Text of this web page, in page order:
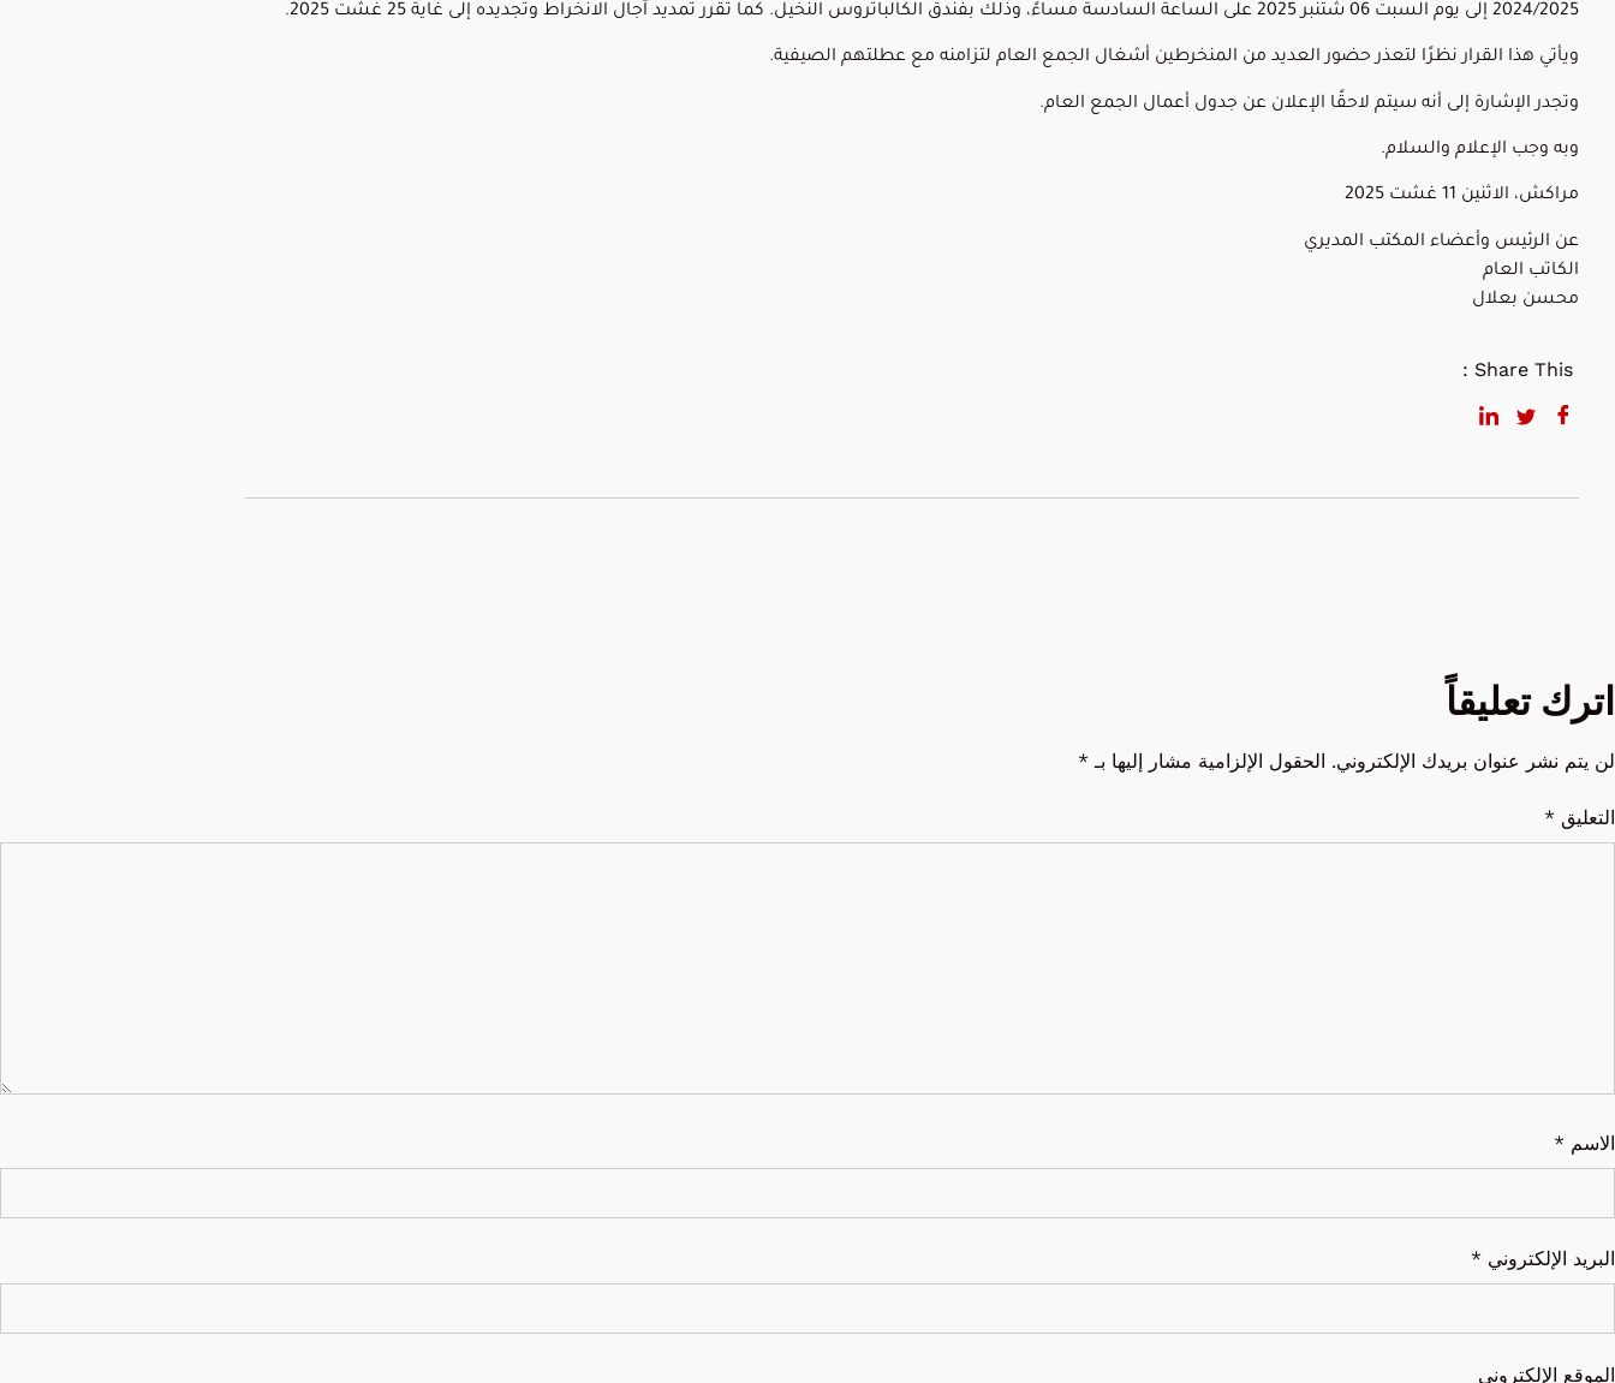
2024/2025 إلى يوم السبت 06 شتنبر 2025 على الساعة السادسة مساءً، وذلك بفندق الكالباتروس النخيل. كما تقرر تمديد آجال الانخراط وتجديده إلى غاية 25 غشت 2025.
ويأتي هذا القرار نظرًا لتعذر حضور العديد من المنخرطين أشغال الجمع العام لتزامنه مع عطلتهم الصيفية.
وتجدر الإشارة إلى أنه سيتم لاحقًا الإعلان عن جدول أعمال الجمع العام.
وبه وجب الإعلام والسلام.
مراكش، الاثنين 11 غشت 2025
عن الرئيس وأعضاء المكتب المديري
الكاتب العام
محسن بعلال
Share This :
اترك تعليقاً
لن يتم نشر عنوان بريدك الإلكتروني. الحقول الإلزامية مشار إليها بـ *
التعليق *
الاسم *
البريد الإلكتروني *
الموقع الإلكتروني